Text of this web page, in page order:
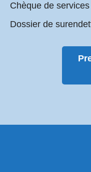
Chèque de services
Dossier de